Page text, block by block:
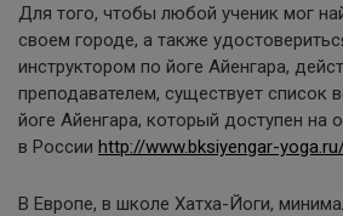
Для того, чтобы любой ученик мог
своем городе, а также
инструктором по йоге Айенгара,
преподавателем, существует список
йоге Айенгара, который доступен на
в России http://www.bksiyengar-
В Европе, в школе Хатха-Йоги,